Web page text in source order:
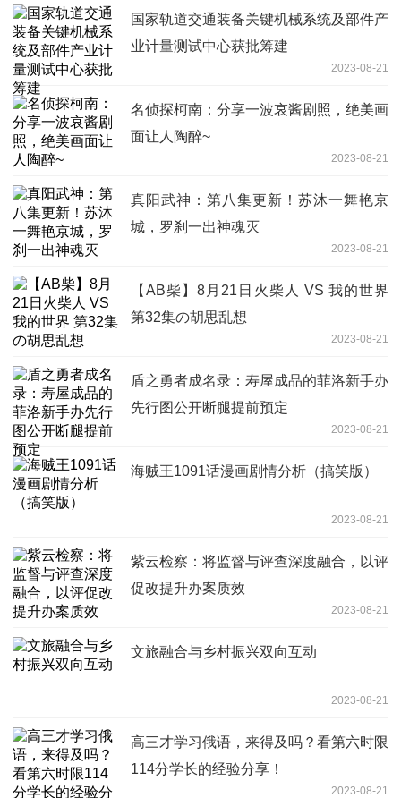
国家轨道交通装备关键机械系统及部件产
业计量测试中心获批筹建
2023-08-21
名侦探柯南：分享一波哀酱剧照，绝美画
面让人陶醉~
2023-08-21
真阳武神：第八集更新！苏沐一舞艳京
城，罗刹一出神魂灭
2023-08-21
【AB柴】8月21日火柴人 VS 我的世界
第32集の胡思乱想
2023-08-21
盾之勇者成名录：寿屋成品的菲洛新手办
先行图公开断腿提前预定
2023-08-21
海贼王1091话漫画剧情分析（搞笑版）
2023-08-21
紫云检察：将监督与评查深度融合，以评
促改提升办案质效
2023-08-21
文旅融合与乡村振兴双向互动
2023-08-21
高三才学习俄语，来得及吗？看第六时限
114分学长的经验分享！
2023-08-21